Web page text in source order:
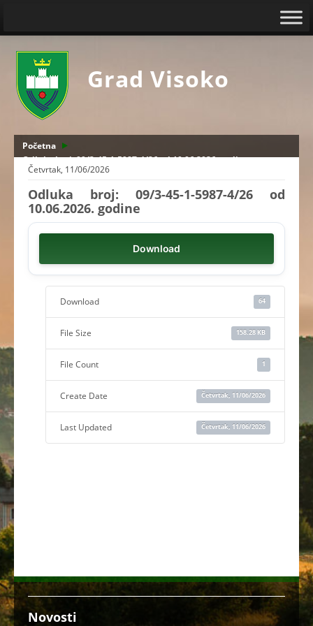
Grad Visoko
Početna
Odluka broj: 09/3-45-1-5987-4/26 od 10.06.2026. godine
Četvrtak, 11/06/2026
Odluka broj: 09/3-45-1-5987-4/26 od
10.06.2026. godine
Download
Download 64
File Size 158.28 KB
File Count 1
Create Date Četvrtak, 11/06/2026
Last Updated Četvrtak, 11/06/2026
Novosti